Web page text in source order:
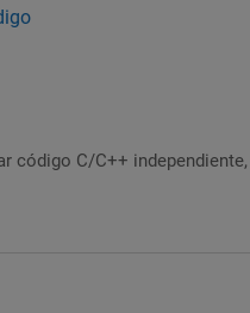
código C/C++